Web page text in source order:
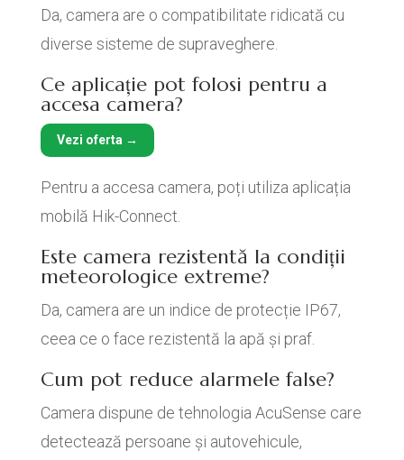
Da, camera are o compatibilitate ridicată cu
diverse sisteme de supraveghere.
Ce aplicație pot folosi pentru a
accesa camera?
Vezi oferta →
Pentru a accesa camera, poți utiliza aplicația
mobilă Hik-Connect.
Este camera rezistentă la condiții
meteorologice extreme?
Da, camera are un indice de protecție IP67,
ceea ce o face rezistentă la apă și praf.
Cum pot reduce alarmele false?
Camera dispune de tehnologia AcuSense care
detectează persoane și autovehicule,